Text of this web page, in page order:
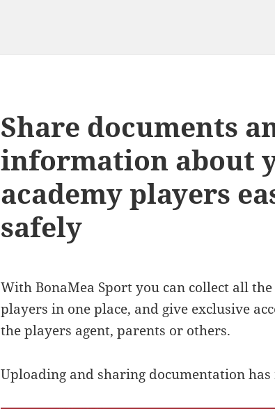
Share documents
information about
academy players
safely
With BonaMea Sport you can collect all
players in one place, and give exclusive
the players agent, parents or others.
Uploading and sharing documentation has